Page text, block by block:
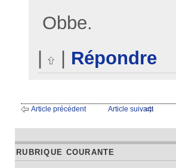
Obbe.
Répondre
Article précédent Article suivant
RUBRIQUE COURANTE